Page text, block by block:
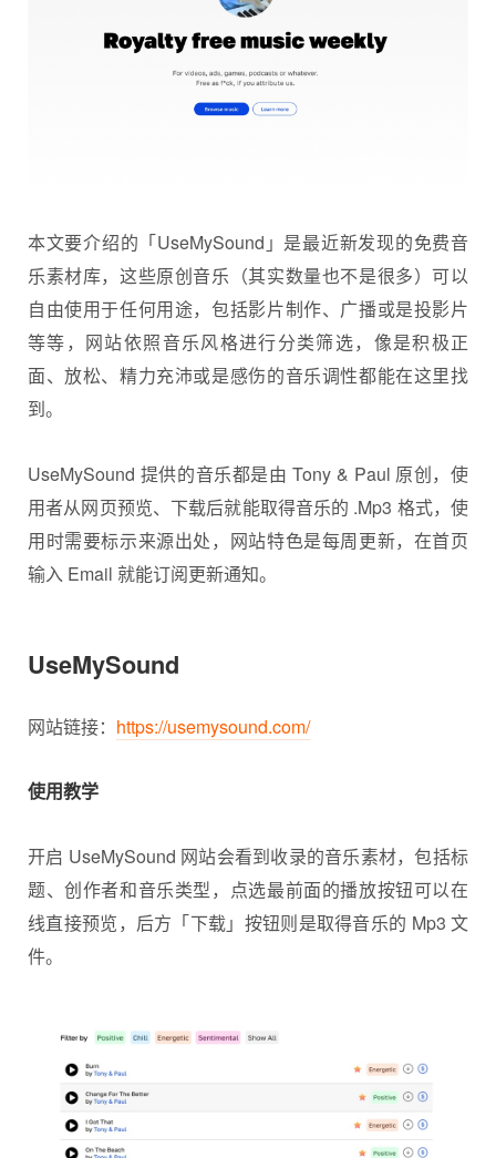
本文要介绍的「UseMySound」是最近新发现的免费音
乐素材库，这些原创音乐（其实数量也不是很多）可以
自由使用于任何用途，包括影片制作、广播或是投影片
等等，网站依照音乐风格进行分类筛选，像是积极正
面、放松、精力充沛或是感伤的音乐调性都能在这里找
到。
UseMySound 提供的音乐都是由 Tony & Paul 原创，使
用者从网页预览、下载后就能取得音乐的 .Mp3 格式，使
用时需要标示来源出处，网站特色是每周更新，在首页
输入 Email 就能订阅更新通知。
UseMySound
网站链接： https://usemysound.com/
使用教学
开启 UseMySound 网站会看到收录的音乐素材，包括标
题、创作者和音乐类型，点选最前面的播放按钮可以在
线直接预览，后方「下载」按钮则是取得音乐的 Mp3 文
件。